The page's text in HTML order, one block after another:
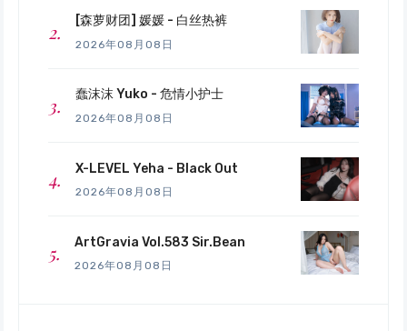
[森萝财团] 媛媛 - 白丝热裤
2026年08月08日
蠢沫沫 Yuko - 危情小护士
2026年08月08日
X-LEVEL Yeha - Black Out
2026年08月08日
ArtGravia Vol.583 Sir.Bean
2026年08月08日